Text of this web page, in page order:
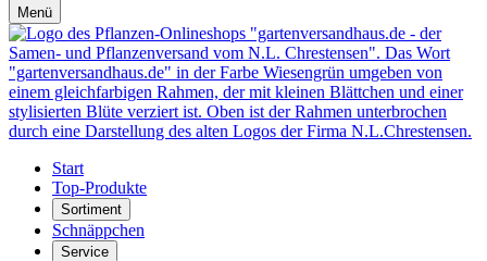
Menü
Start
Top-Produkte
Sortiment
Schnäppchen
Service